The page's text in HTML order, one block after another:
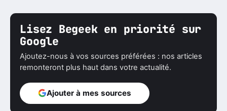
Lisez Begeek en priorité sur
Google
Ajoutez-nous à vos sources préférées : nos articles
remonteront plus haut dans votre actualité.
Ajouter à mes sources